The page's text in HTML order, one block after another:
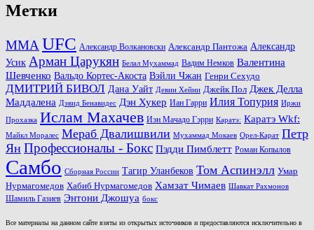
Метки
MMA UFC Александр Волкановски Александр Пантожа Александр
Усик Арман Царукян Белал Мухаммад Вадим Немков Валентина
Шевченко Вальдо Кортес-Акоста Вэйли Чжан Генри Сехудо
ДМИТРИЙ БИВОЛ Дана Уайт Девин Хейни Джейк Пол Джек Делла
Маддалена Дэвид Бенавидес Дэн Хукер Иан Гарри Илия Топурия Иржи
Прохазка Ислам Махачев Иэн Мачадо Гэрри Каратэ: Каратэ Wkf:
Майкл Моралес Мераб Двалишвили Мухаммад Мокаев Орел-Карат Петр
Ян Профессионалы - Бокс Пэдди Пимблетт Роман Копылов
Самбо Сборная России Тагир Уланбеков Том Аспинэлл Умар
Нурмагомедов Хабиб Нурмагомедов Хамзат Чимаев Шавкат Рахмонов
Шамиль Газиев Энтони Джошуа бокс
Все материалы на данном сайте взяты из открытых источников и предоставляются исключительно в